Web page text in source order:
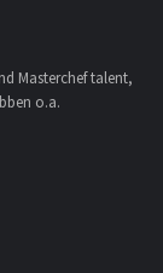
Masterchef talent,
o.a.